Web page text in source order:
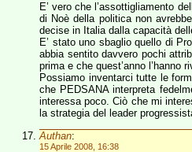
E’ vero che l’assottigliamento
di Noè della politica non
decise in Italia dalla capacità
E’ stato uno sbaglio quello di
abbia sentito davvero pochi
prima e che quest’anno l’hanno
Possiamo inventarci tutte le
che PEDSANA interpreta
interessa poco. Ciò che mi
la strategia del leader
Authan:
15 Aprile 2008, 16:38